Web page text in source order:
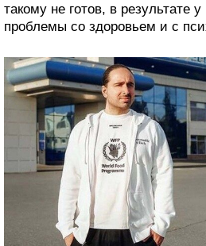
такому не готов, в результате
проблемы со здоровьем и с